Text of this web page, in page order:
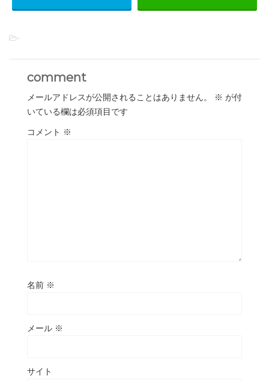
-
comment
メールアドレスが公開されることはありません。 ※ が付
いている欄は必須項目です
コメント ※
名前 ※
メール ※
サイト